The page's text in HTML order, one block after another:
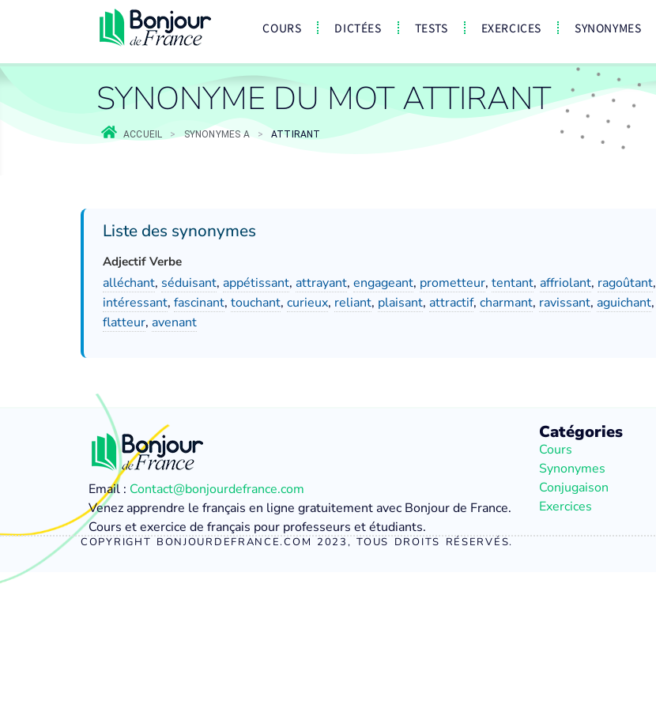
COURS DICTÉES TESTS EXERCICES SYNONYMES
SYNONYME DU MOT ATTIRANT
ACCUEIL > SYNONYMES A > ATTIRANT
Liste des synonymes
Adjectif Verbe
alléchant, séduisant, appétissant, attrayant, engageant, prometteur, tentant, affriolant, ragoûtant,
intéressant, fascinant, touchant, curieux, reliant, plaisant, attractif, charmant, ravissant, aguichant,
flatteur, avenant
Email : Contact@bonjourdefrance.com
Venez apprendre le français en ligne gratuitement avec Bonjour de France.
Cours et exercice de français pour professeurs et étudiants.
Catégories
Cours
Synonymes
Conjugaison
Exercices
COPYRIGHT BONJOURDEFRANCE.COM 2023, TOUS DROITS RÉSERVÉS.